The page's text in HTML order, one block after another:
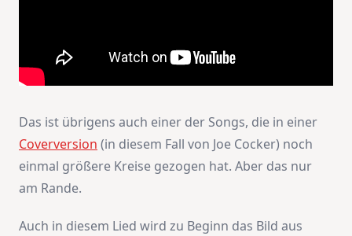
Das ist übrigens auch einer der Songs, die in einer
Coverversion (in diesem Fall von Joe Cocker) noch
einmal größere Kreise gezogen hat. Aber das nur
am Rande.
Auch in diesem Lied wird zu Beginn das Bild aus